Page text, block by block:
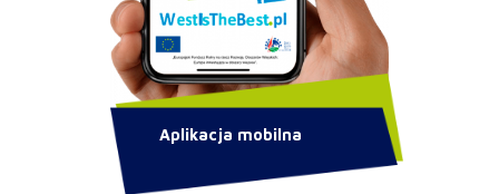
Aplikacja mobilna